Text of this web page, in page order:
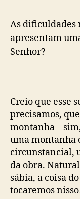
As dificuldades
apresentam
Senhor?
Creio que esse
precisamos,
montanha –
uma montanha
circunstancial,
da obra.
sábia, a coisa
tocaremos